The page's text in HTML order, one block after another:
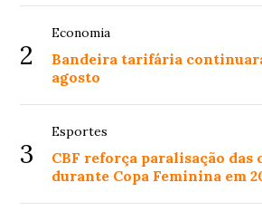
2
Economia
Bandeira tarifária
agosto
3
Esportes
CBF reforça paralisação das
durante Copa Feminina em